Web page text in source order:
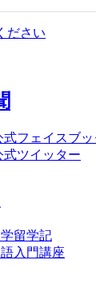
留学記
入門講座